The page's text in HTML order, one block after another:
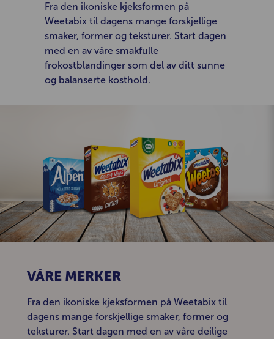
Fra den ikoniske kjeksformen på
Weetabix til dagens mange forskjellige
smaker, former og teksturer. Start dagen
med en av våre smakfulle
frokostblandinger som del av ditt sunne
og balanserte kosthold.
VÅRE MERKER
Fra den ikoniske kjeksformen på Weetabix til
dagens mange forskjellige smaker, former og
teksturer. Start dagen med en av våre deilige